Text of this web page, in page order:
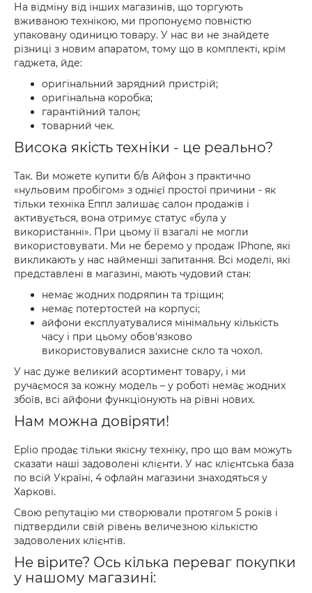
На відміну від інших магазинів, що торгують
вживаною технікою, ми пропонуємо повністю
упаковану одиницю товару. У нас ви не знайдете
різниці з новим апаратом, тому що в комплекті, крім
гаджета, йде:
оригінальний зарядний пристрій;
оригінальна коробка;
гарантійний талон;
товарний чек.
Висока якість техніки - це реально?
Так. Ви можете купити б/в Айфон з практично
«нульовим пробігом» з однієї простої причини - як
тільки техніка Еппл залишає салон продажів і
активується, вона отримує статус «була у
використанні». При цьому її взагалі не могли
використовувати. Ми не беремо у продаж IPhone, які
викликають у нас найменші запитання. Всі моделі, які
представлені в магазині, мають чудовий стан:
немає жодних подряпин та тріщин;
немає потертостей на корпусі;
айфони експлуатувалися мінімальну кількість
часу і при цьому обов'язково
використовувалися захисне скло та чохол.
У нас дуже великий асортимент товару, і ми
ручаємося за кожну модель – у роботі немає жодних
збоїв, всі айфони функціонують на рівні нових.
Нам можна довіряти!
Eplio продає тільки якісну техніку, про що вам можуть
сказати наші задоволені клієнти. У нас клієнтська база
по всій Україні, 4 офлайн магазини знаходяться у
Харкові.
Свою репутацію ми створювали протягом 5 років і
підтвердили свій рівень величезною кількістю
задоволених клієнтів.
Не вірите? Ось кілька переваг покупки
у нашому магазині: